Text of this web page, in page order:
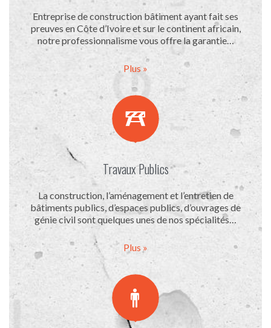
Entreprise de construction bâtiment ayant fait ses
preuves en Côte d’Ivoire et sur le continent africain,
notre professionnalisme vous offre la garantie…
Plus »

Travaux Publics
La construction, l’aménagement et l’entretien de
bâtiments publics, d’espaces publics, d’ouvrages de
génie civil sont quelques unes de nos spécialités…
Plus »
